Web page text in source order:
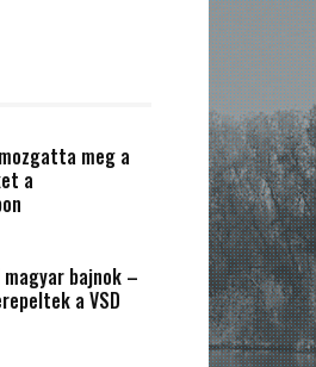
meg a
a
magyar bajnok –
a VSD